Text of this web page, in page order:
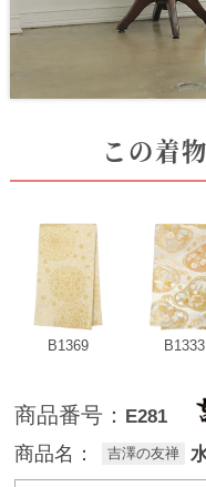
この着
B1369 B1333
商品番号： E281
商品名： 吉澤の友禅